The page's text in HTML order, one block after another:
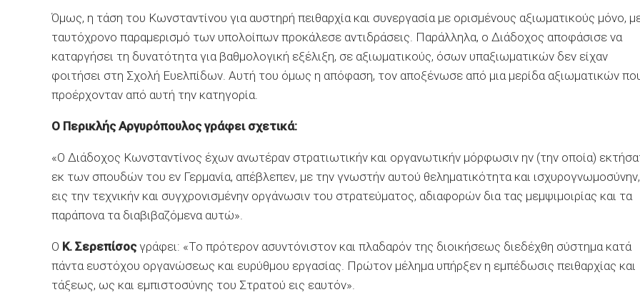
Όμως, η τάση του Κωνσταντίνου για αυστηρή πειθαρχία και συνεργασία με ορισμένους αξιωματικούς μόνο,
ταυτόχρονο παραμερισμό των υπολοίπων προκάλεσε αντιδράσεις. Παράλληλα, ο Διάδοχος αποφάσισε να
καταργήσει τη δυνατότητα για βαθμολογική εξέλιξη, σε αξιωματικούς, όσων υπαξιωματικών δεν είχαν
φοιτήσει στη Σχολή Ευελπίδων. Αυτή του όμως η απόφαση, τον αποξένωσε από μια μερίδα αξιωματικών
προέρχονταν από αυτή την κατηγορία.
Ο Περικλής Αργυρόπουλος γράφει σχετικά:
«Ο Διάδοχος Κωνσταντίνος έχων ανωτέραν στρατιωτικήν και οργανωτικήν μόρφωσιν ην (την οποία)
εκ των σπουδών του εν Γερμανία, απέβλεπεν, με την γνωστήν αυτού θεληματικότητα και ισχυρογνωμοσύνην,
εις την τεχνικήν και συγχρονισμένην οργάνωσιν του στρατεύματος, αδιαφορών δια τας μεμψιμοιρίας και τα
παράπονα τα διαβιβαζόμενα αυτώ».
Ο Κ. Σερεπίσοςγράφει: «Το πρότερον ασυντόνιστον και πλαδαρόν της διοικήσεως διεδέχθη σύστημα κατά
πάντα ευστόχου οργανώσεως και ευρύθμου εργασίας. Πρώτον μέλημα υπήρξεν η εμπέδωσις πειθαρχίας και
τάξεως, ως και εμπιστοσύνης του Στρατού εις εαυτόν».